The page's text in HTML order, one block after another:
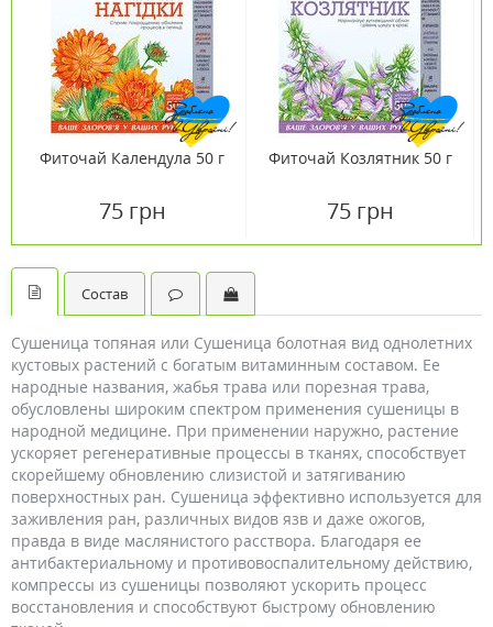
Фиточай Календула 50 г
75 грн
Фиточай Козлятник 50 г
75 грн
Состав
Сушеница топяная или Сушеница болотная вид однолетних
кустовых растений с богатым витаминным составом. Ее
народные названия, жабья трава или порезная трава,
обусловлены широким спектром применения сушеницы в
народной медицине. При применении наружно, растение
ускоряет регенеративные процессы в тканях, способствует
скорейшему обновлению слизистой и затягиванию
поверхностных ран. Сушеница эффективно используется для
заживления ран, различных видов язв и даже ожогов,
правда в виде маслянистого расствора. Благодаря ее
антибактериальному и противовоспалительному действию,
компрессы из сушеницы позволяют ускорить процесс
восстановления и способствуют быстрому обновлению